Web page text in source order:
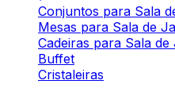
Conjuntos para Sala
Mesas para Sala de
Cadeiras para Sala
Buffet
Cristaleiras